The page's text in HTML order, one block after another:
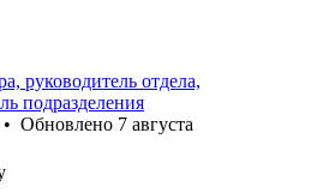
руководитель отдела,
подразделения
• Обновлено 7 августа